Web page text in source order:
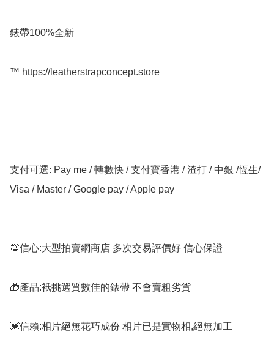
錶帶100%全新
™️ https://leatherstrapconcept.store
支付可選: Pay me / 轉數快 / 支付寶香港 / 渣打 / 中銀 /恆生/
Visa / Master / Google pay / Apple pay
💯信心:大型拍賣網商店 多次交易評價好 信心保證
🎁產品:衹挑選質數佳的錶帶 不會賣粗劣貨
💓信賴:相片絕無花巧成份 相片已是實物相,絕無加工